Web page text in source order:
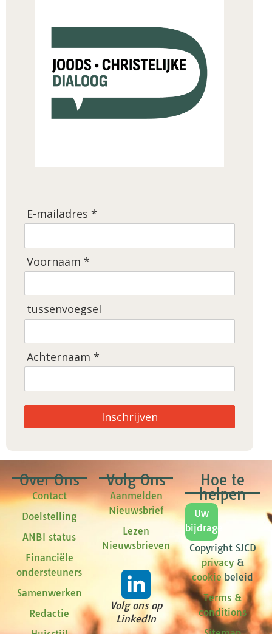
E-mailadres *
Voornaam *
tussenvoegsel
Achternaam *
Inschrijven
Over Ons
Contact
Doelstelling
ANBI status
Financiële
ondersteuners
Samenwerken
Redactie
Volg Ons
Aanmelden
Nieuwsbrief
Lezen
Nieuwsbrieven
Volg ons op
LinkedIn
Hoe te
helpen
Uw
bijdrage
Copyright SJCD
privacy&
cookiebeleid
Terms &
conditions